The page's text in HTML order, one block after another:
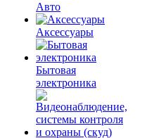
Авто
Аксессуары
Бытовая
электроника